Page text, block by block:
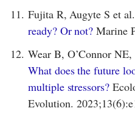
11. Fujita R, Augyte S et al.
ready? Or not? Marine
12. Wear B, O’Connor
What does the future
multiple stressors?
Evolution.